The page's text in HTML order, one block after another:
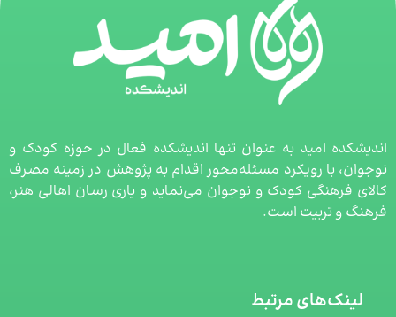
به عنوان تنها اندیشکده فعال در حوزه کودک و
رویکرد مسئله‌محور اقدام به پژوهش در زمینه مصرف
کودک و نوجوان می‌نماید و یاری رسان اهالی هنر،
است.
مرتبط